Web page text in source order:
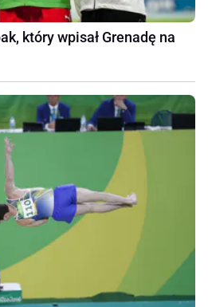
który wpisał Grenadę na